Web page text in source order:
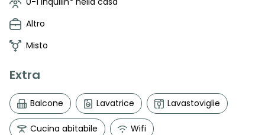
Altro
Misto
Extra
Balcone Lavatrice Lavastoviglie
Cucina abitabile Wifi